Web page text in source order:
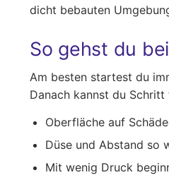
dicht bebauten
So gehst du
Am besten startest du
Danach kannst du
Oberfläche auf
Düse und Abstand so
Mit wenig Druck